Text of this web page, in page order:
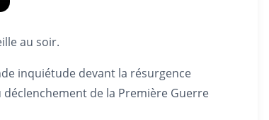
au soir.
inquiétude devant la résurgence
de la Première Guerre